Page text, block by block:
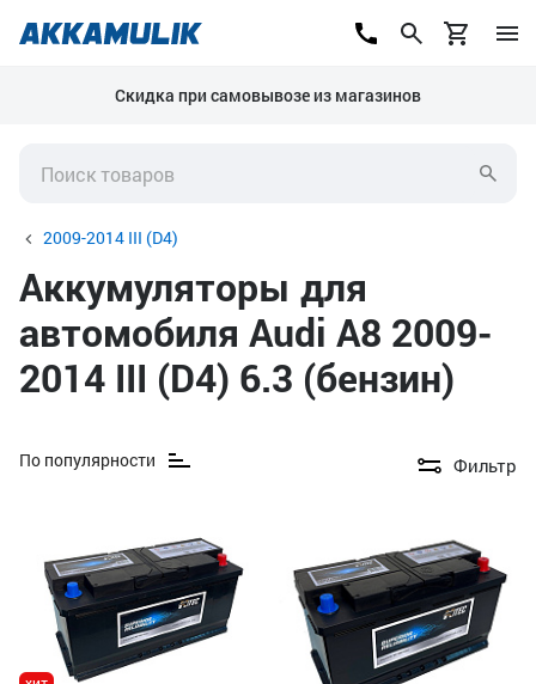
Скидка при самовывозе из магазинов
2009-2014 III (D4)
Аккумуляторы для
автомобиля Audi A8 2009-
2014 III (D4) 6.3 (бензин)
По популярности Фильтр